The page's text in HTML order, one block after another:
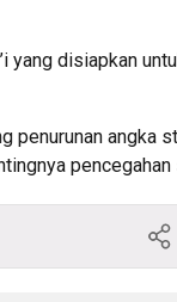
yang disiapkan
penurunan angka